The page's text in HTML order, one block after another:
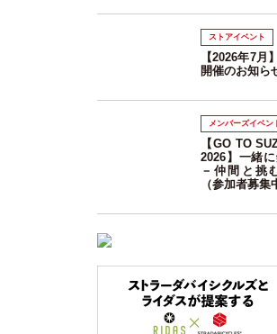
ストアイベント
【2026年7月
開催のお知ら
メンバーズイベン
【GO TO
2026】一緒
－仲間と挑
（参加者募集